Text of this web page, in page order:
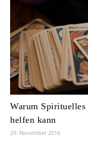
Warum Spirituelles
helfen kann
29. November 2016